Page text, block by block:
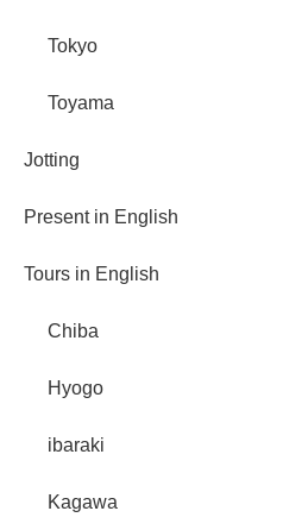
Tokyo
Toyama
Jotting
Present in English
Tours in English
Chiba
Hyogo
ibaraki
Kagawa